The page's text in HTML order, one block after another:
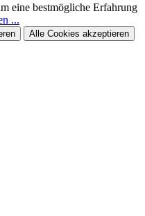
eine bestmögliche Erfahrung
...
Alle Cookies akzeptieren